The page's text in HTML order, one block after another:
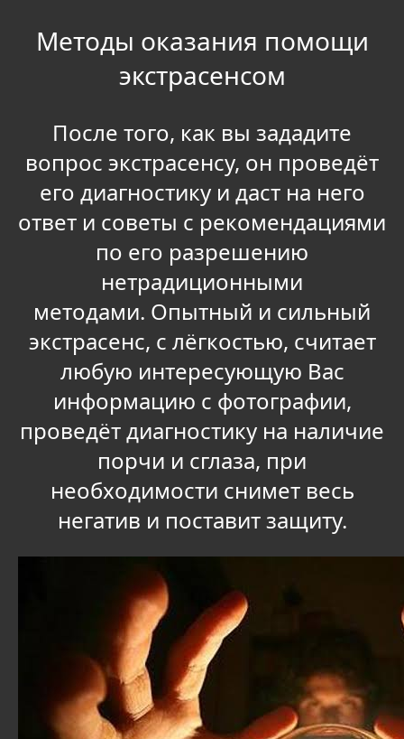
Методы оказания помощи
экстрасенсом
После того, как вы зададите
вопрос экстрасенсу, он проведёт
его диагностику и даст на него
ответ и советы с рекомендациями
по его разрешению
нетрадиционными
методами. Опытный и сильный
экстрасенс, с лёгкостью, считает
любую интересующую Вас
информацию с фотографии,
проведёт диагностику на наличие
порчи и сглаза, при
необходимости снимет весь
негатив и поставит защиту.